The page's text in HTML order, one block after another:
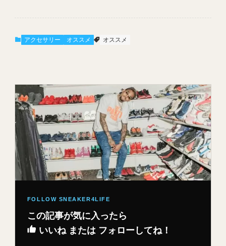
アクセサリー オススメ オススメ
この記事が気に入ったら
いいね または フォローしてね！